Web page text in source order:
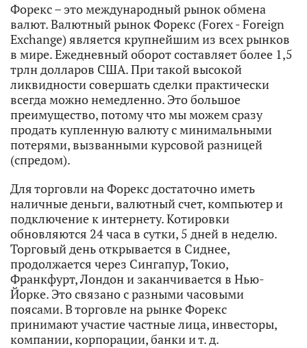
Форекс – это международный рынок обмена
валют. Валютный рынок Форекс (Forex - Foreign
Exchange) является крупнейшим из всех рынков
в мире. Ежедневный оборот составляет более 1,5
трлн долларов США. При такой высокой
ликвидности совершать сделки практически
всегда можно немедленно. Это большое
преимущество, потому что мы можем сразу
продать купленную валюту с минимальными
потерями, вызванными курсовой разницей
(спредом).
Для торговли на Форекс достаточно иметь
наличные деньги, валютный счет, компьютер и
подключение к интернету. Котировки
обновляются 24 часа в сутки, 5 дней в неделю.
Торговый день открывается в Сиднее,
продолжается через Сингапур, Токио,
Франкфурт, Лондон и заканчивается в Нью-
Йорке. Это связано с разными часовыми
поясами. В торговле на рынке Форекс
принимают участие частные лица, инвесторы,
компании, корпорации, банки и т. д.